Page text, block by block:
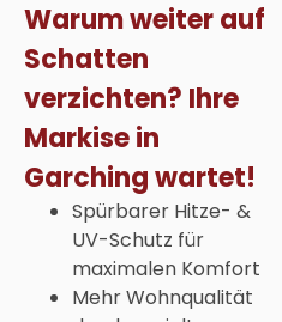
Warum weiter auf
Schatten
verzichten? Ihre
Markise in
Garching wartet!
Spürbarer Hitze- &
UV-Schutz für
maximalen Komfort
Mehr Wohnqualität